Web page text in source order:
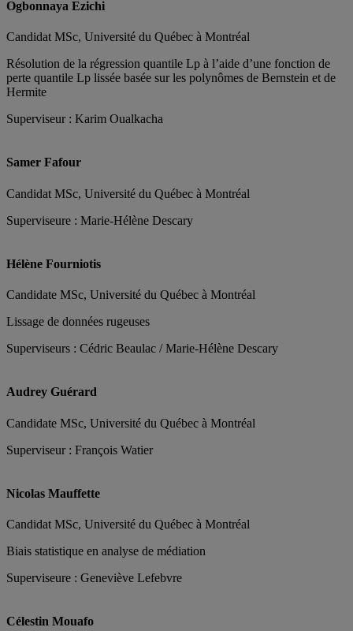
Ogbonnaya Ezichi
Candidat MSc, Université du Québec à Montréal
Résolution de la régression quantile Lp​ à l’aide d’une fonction de
perte quantile Lp​ lissée basée sur les polynômes de Bernstein et de
Hermite
Superviseur : Karim Oualkacha
Samer Fafour
Candidat MSc, Université du Québec à Montréal
Superviseure : Marie-Hélène Descary
Hélène Fourniotis
Candidate MSc, Université du Québec à Montréal
Lissage de données rugeuses
Superviseurs : Cédric Beaulac / Marie-Hélène Descary
Audrey Guérard
Candidate MSc, Université du Québec à Montréal
Superviseur : François Watier
Nicolas Mauffette
Candidat MSc, Université du Québec à Montréal
Biais statistique en analyse de médiation
Superviseure : Geneviève Lefebvre
Célestin Mouafo